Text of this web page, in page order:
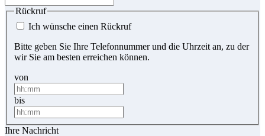
Rückruf
Ich wünsche einen Rückruf
Bitte geben Sie Ihre Telefonnummer und die Uhrzeit an, zu der
wir Sie am besten erreichen können.
von
bis
Ihre Nachricht